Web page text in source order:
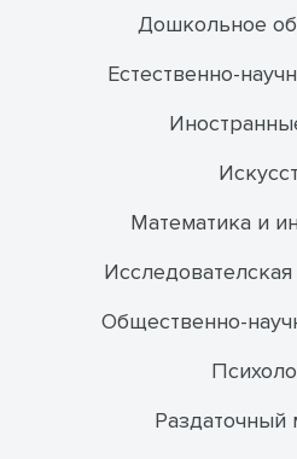
Дошкольное
Естественно-
Математика и
Общественно-
Раздаточный